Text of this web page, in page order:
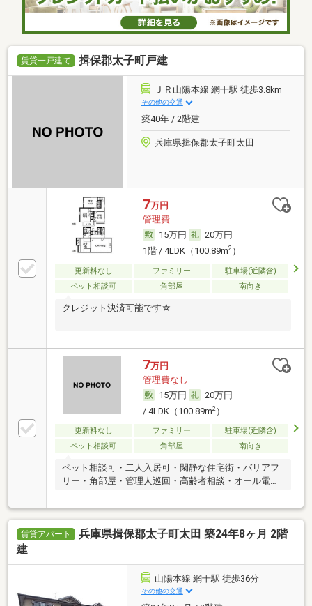
賃貸一戸建て 揖保郡太子町戸建
ＪＲ山陽本線 網干駅 徒歩3.8km
その他の交通
築40年 / 2階建
兵庫県揖保郡太子町太田
7万円
管理費-
15万円
20万円
1階 / 4LDK（100.89m2）
更新料なし ファミリー
駐車場(近隣含)
ペット相談可
角部屋 南向き
クレジット決済可能です☆
7万円
管理費なし
15万円
20万円
/ 4LDK（100.89m2）
更新料なし ファミリー
駐車場(近隣含)
ペット相談可
角部屋 南向き
ペット相談可・二人入居可・閑静な住宅街・バリアフ
リー・角部屋・管理人巡回・高齢者相談・オール電
賃貸アパート
兵庫県揖保郡太子町太田 築24年8ヶ月 2階
建
山陽本線 網干駅 徒歩36分
その他の交通